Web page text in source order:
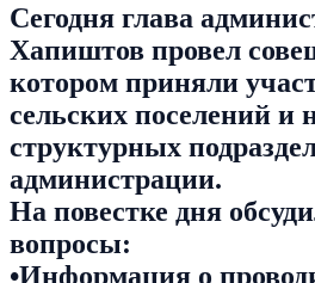
Сегодня глава
Хапиштов провел
котором приняли
сельских поселений и
структурных
администрации.
На повестке дня
вопросы:
•Информация о